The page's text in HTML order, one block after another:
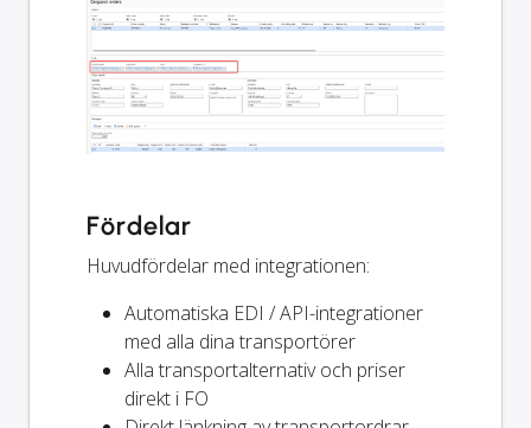
Fördelar
Huvudfördelar med integrationen:
Automatiska EDI / API-integrationer
med alla dina transportörer
Alla transportalternativ och priser
direkt i FO